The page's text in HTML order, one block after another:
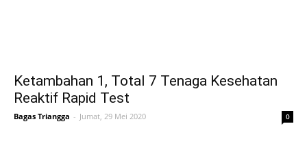
Ketambahan 1, Total 7 Tenaga Kesehatan
Reaktif Rapid Test
Bagas Triangga - Jumat, 29 Mei 2020 0